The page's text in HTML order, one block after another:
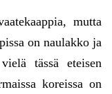
mutta
on naulakko ja
tässä eteisen
koreissa on